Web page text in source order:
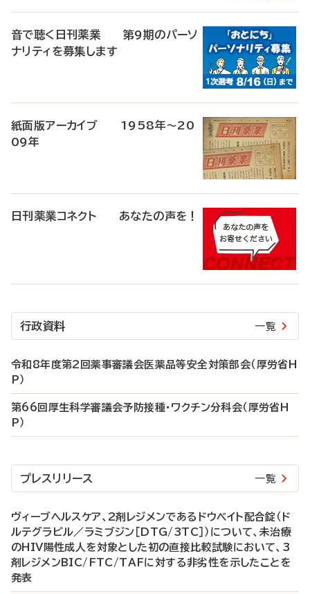
音で聴く日刊薬業 第9期のパーソ
ナリティを募集します
紙面版アーカイブ 1958年～20
09年
日刊薬業コネクト あなたの声を！
行政資料 一覧
令和8年度第2回薬事審議会医薬品等安全対策部会（厚労省H
P）
第66回厚生科学審議会予防接種・ワクチン分科会（厚労省H
P）
プレスリリース 一覧
ヴィーブヘルスケア、2剤レジメンであるドウベイト配合錠（ド
ルテグラビル／ラミブジン［DTG/3TC］）について、未治療
のHIV陽性成人を対象とした初の直接比較試験において、3
剤レジメンBIC/FTC/TAFに対する非劣性を示したことを
発表